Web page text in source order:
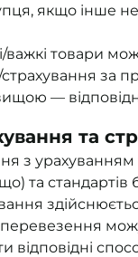
якщо інше
важкі товари
за
—
та
з урахуванням
та